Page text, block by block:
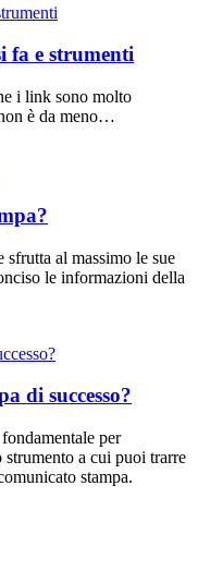
fa e strumenti
i link sono molto
è da meno…
al massimo le sue
le informazioni della
di successo?
per
a cui puoi trarre
stampa.